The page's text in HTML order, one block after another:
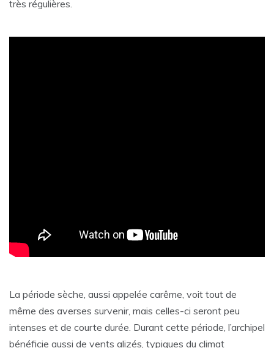
très régulières.
La période sèche, aussi appelée carême, voit tout de
même des averses survenir, mais celles-ci seront peu
intenses et de courte durée. Durant cette période, l’archipel
bénéficie aussi de vents alizés, typiques du climat